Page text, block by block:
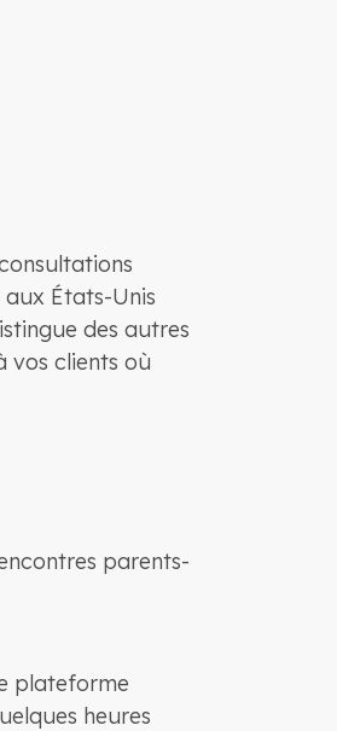
États-Unis
des autres
vos clients où
parents-
plateforme
heures